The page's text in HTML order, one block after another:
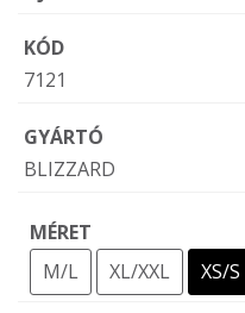
KÓD
7121
GYÁRTÓ
BLIZZARD
MÉRET
M/L
XL/XXL XS/S